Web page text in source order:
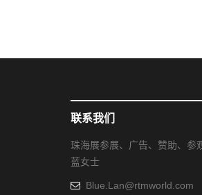
联系我们
珠海展参展、广告、赞助、参
蓝女士
Blue.Lan@rtmworld.com